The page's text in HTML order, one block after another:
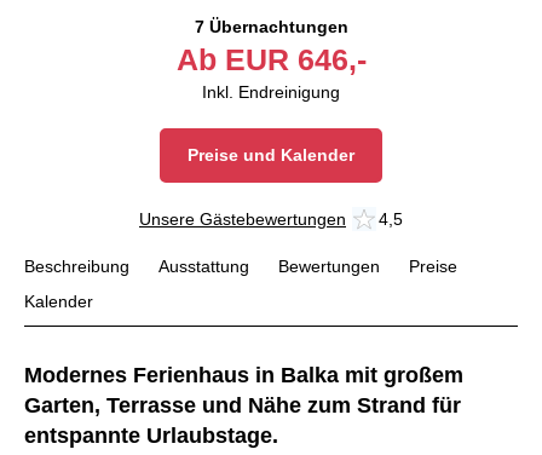
7 Übernachtungen
Ab EUR 646,-
Inkl. Endreinigung
Preise und Kalender
Unsere Gästebewertungen 4,5
Beschreibung Ausstattung Bewertungen
Preise
Kalender
Modernes Ferienhaus in Balka mit großem
Garten, Terrasse und Nähe zum Strand für
entspannte Urlaubstage.